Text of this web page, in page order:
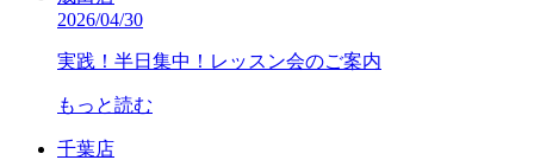
2026/04/30
実践！半日集中！レッスン会のご案内
もっと読む
千葉店